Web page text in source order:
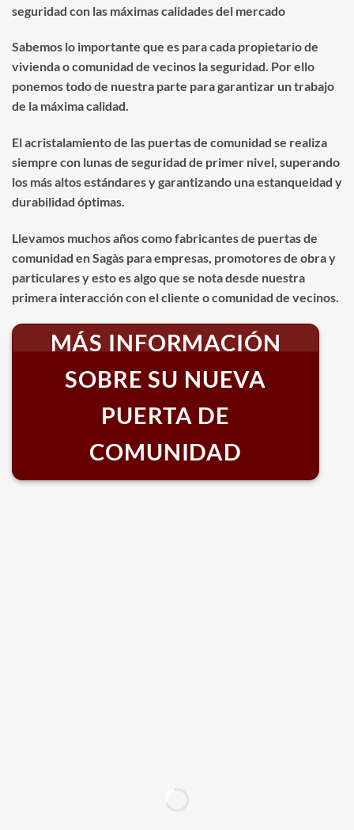
seguridad con las máximas calidades del mercado
Sabemos lo importante que es para cada propietario de
vivienda o comunidad de vecinos la seguridad. Por ello
ponemos todo de nuestra parte para garantizar un trabajo
de la máxima calidad.
El acristalamiento de las puertas de comunidad se realiza
siempre con lunas de seguridad de primer nivel, superando
los más altos estándares y garantizando una estanqueidad y
durabilidad óptimas.
Llevamos muchos años como fabricantes de puertas de
comunidad en Sagàs para empresas, promotores de obra y
particulares y esto es algo que se nota desde nuestra
primera interacción con el cliente o comunidad de vecinos.
MÁS INFORMACIÓN
SOBRE SU NUEVA
PUERTA DE
COMUNIDAD